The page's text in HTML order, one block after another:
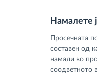
Намалете
Просечната
составен од
намали во
соодветното